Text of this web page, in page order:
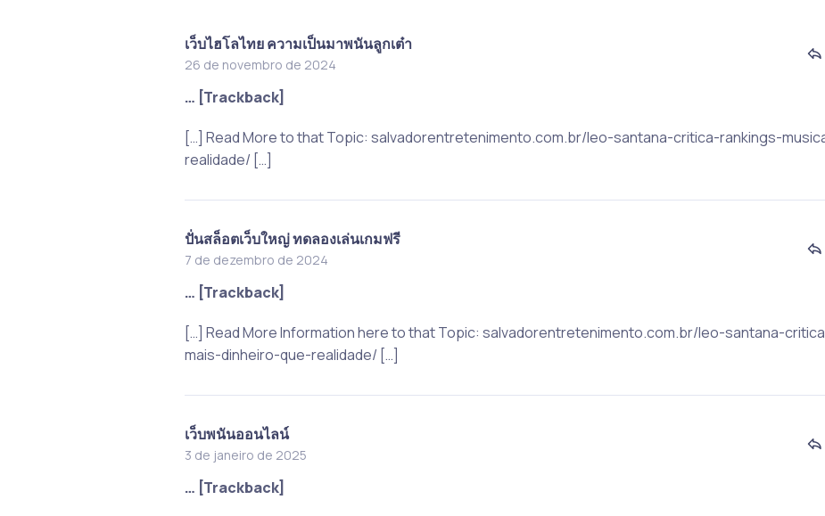
เว็บไฮโลไทย ความเป็นมาพนันลูกเต๋า
26 de novembro de 2024
… [Trackback]
[…] Read More to that Topic: salvadorentretenimento.com.br/leo-santana-critica-rankings-
realidade/ […]
ปั่นสล็อตเว็บใหญ่ ทดลองเล่นเกมฟรี
7 de dezembro de 2024
… [Trackback]
[…] Read More Information here to that Topic: salvadorentretenimento.com.br/leo-santana-
mais-dinheiro-que-realidade/ […]
เว็บพนันออนไลน์
3 de janeiro de 2025
… [Trackback]